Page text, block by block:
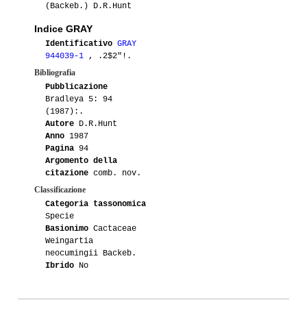
(Backeb.) D.R.Hunt
Indice GRAY
Identificativo GRAY
944039-1 , .2$2"!.
Bibliografia
Pubblicazione
Bradleya 5: 94
(1987):.
Autore D.R.Hunt
Anno 1987
Pagina 94
Argomento della
citazione comb. nov.
Classificazione
Categoria tassonomica
Specie
Basionimo Cactaceae
Weingartia
neocumingii Backeb.
Ibrido No